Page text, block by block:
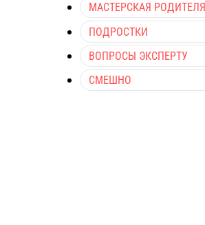
МАСТЕРСКАЯ РОДИТЕЛЯ
ПОДРОСТКИ
ВОПРОСЫ ЭКСПЕРТУ
СМЕШНО